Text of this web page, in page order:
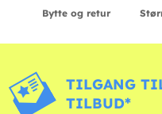
Bytte og retur
TILGANG
TILBUD*